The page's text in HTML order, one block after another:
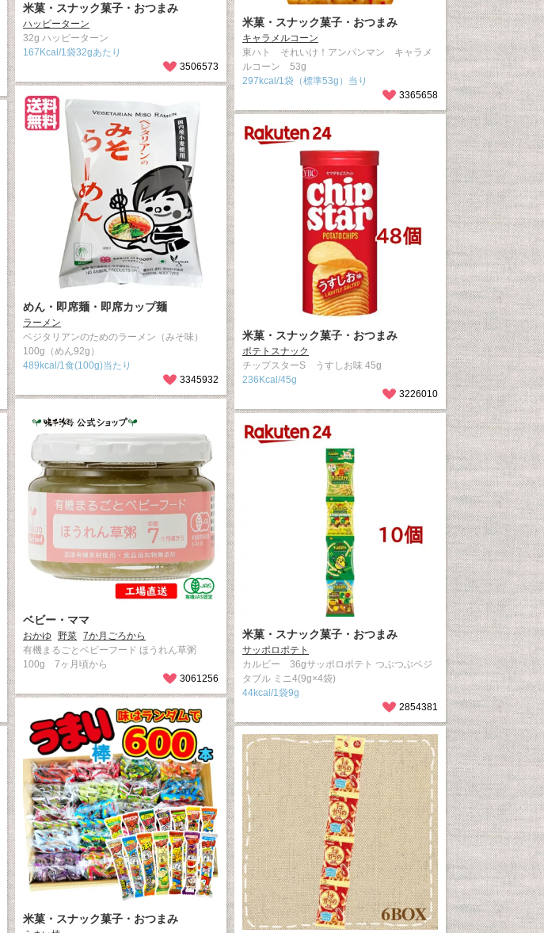
米菓・スナック菓子・おつまみ
ハッピーターン
32g ハッピーターン
167Kcal/1袋32gあたり
3506573
米菓・スナック菓子・おつまみ
キャラメルコーン
東ハト それいけ！アンパンマン キャラメ
ルコーン 53g
297kcal/1袋（標準53g）当り
3365658
めん・即席麺・即席カップ麺
ラーメン
ベジタリアンのためのラーメン（みそ味）
100g（めん92g）
489kcal/1食(100g)当たり
3345932
米菓・スナック菓子・おつまみ
ポテトスナック
チップスターS うすしお味 45g
236Kcal/45g
3226010
ベビー・ママ
おかゆ 野菜 7か月ごろから
有機まるごとベビーフード ほうれん草粥
100g 7ヶ月頃から
3061256
米菓・スナック菓子・おつまみ
サッポロポテト
カルビー 36gサッポロポテト つぶつぶベジ
タブル ミニ4(9g×4袋)
44kcal/1袋9g
2854381
米菓・スナック菓子・おつまみ